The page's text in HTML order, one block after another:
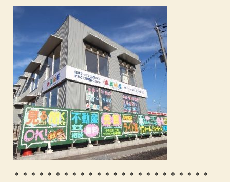
＊＊＊＊＊＊＊＊＊＊＊＊＊＊＊＊＊＊＊＊＊＊＊＊